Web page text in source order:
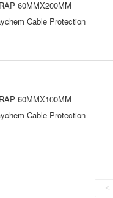
60MMX200MM
Cable Protection
60MMX100MM
Cable Protection
<